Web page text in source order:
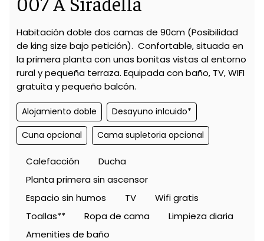
Habitación doble dos camas de 90cm (Posibilidad
de king size bajo petición). Confortable, situada en
la primera planta con unas bonitas vistas al entorno
rural y pequeña terraza. Equipada con baño, TV, WIFI
gratuita y pequeño balcón.
Alojamiento doble
Desayuno inlcuido*
Cuna opcional
Cama supletoria opcional
Calefacción
Ducha
Planta primera sin ascensor
Espacio sin humos
TV
Wifi gratis
Toallas**
Ropa de cama
Limpieza diaria
Amenities de baño